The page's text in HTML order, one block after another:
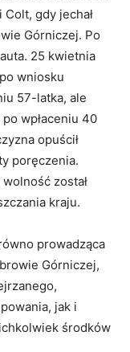
gdy jechał
Górniczej. Po
25 kwietnia
wniosku
57-latka, ale
wpłaceniu 40
opuścił
poręczenia.
został
kraju.
prowadząca
Górniczej,
jak i
środków